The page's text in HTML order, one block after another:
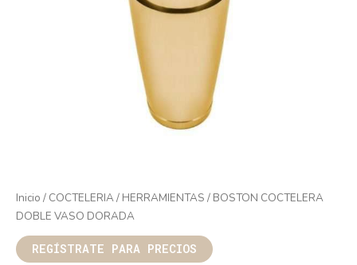
Inicio / COCTELERIA/ HERRAMIENTAS / BOSTON COCTELERA
DOBLE VASO DORADA
REGÍSTRATE PARA PRECIOS